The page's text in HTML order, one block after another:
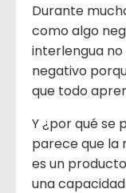
Durante
como algo
interlengua
negativo
que todo
Y ¿por qué se
parece que la
es un
una